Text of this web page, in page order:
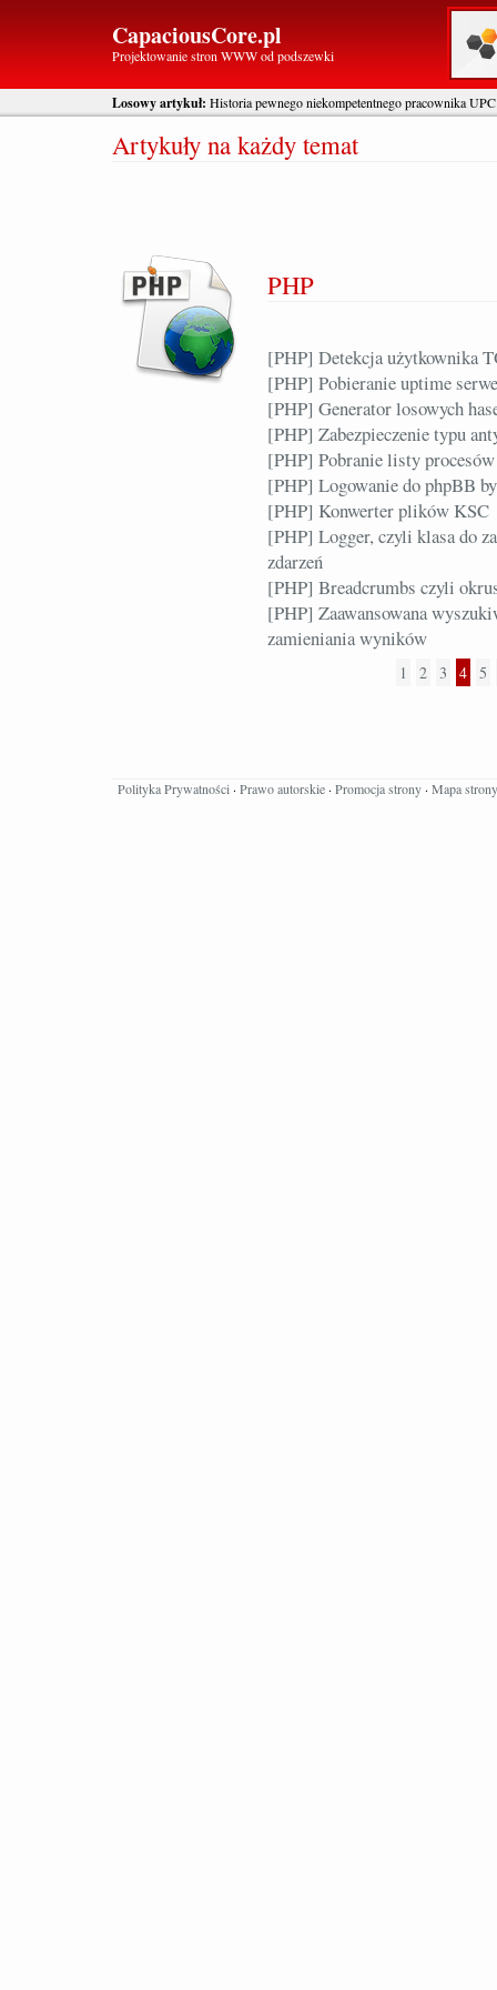
CapaciousCore.pl
Projektowanie stron WWW od podszewki
Losowy artykuł: Historia pewnego niekompetentnego pracownika UPC
Artykuły na każdy temat
PHP
[PHP] Detekcja użytkownika
[PHP] Pobieranie uptime
[PHP] Generator losowych
[PHP] Zabezpieczenie typu
[PHP] Pobranie listy
[PHP] Logowanie do phpBB
[PHP] Konwerter plików KSC
[PHP] Logger, czyli klasa do
zdarzeń
[PHP] Breadcrumbs czyli
[PHP] Zaawansowana
zamieniania wyników
1 2 3 4 5
Polityka Prywatności · Prawo autorskie · Promocja strony · Mapa strony